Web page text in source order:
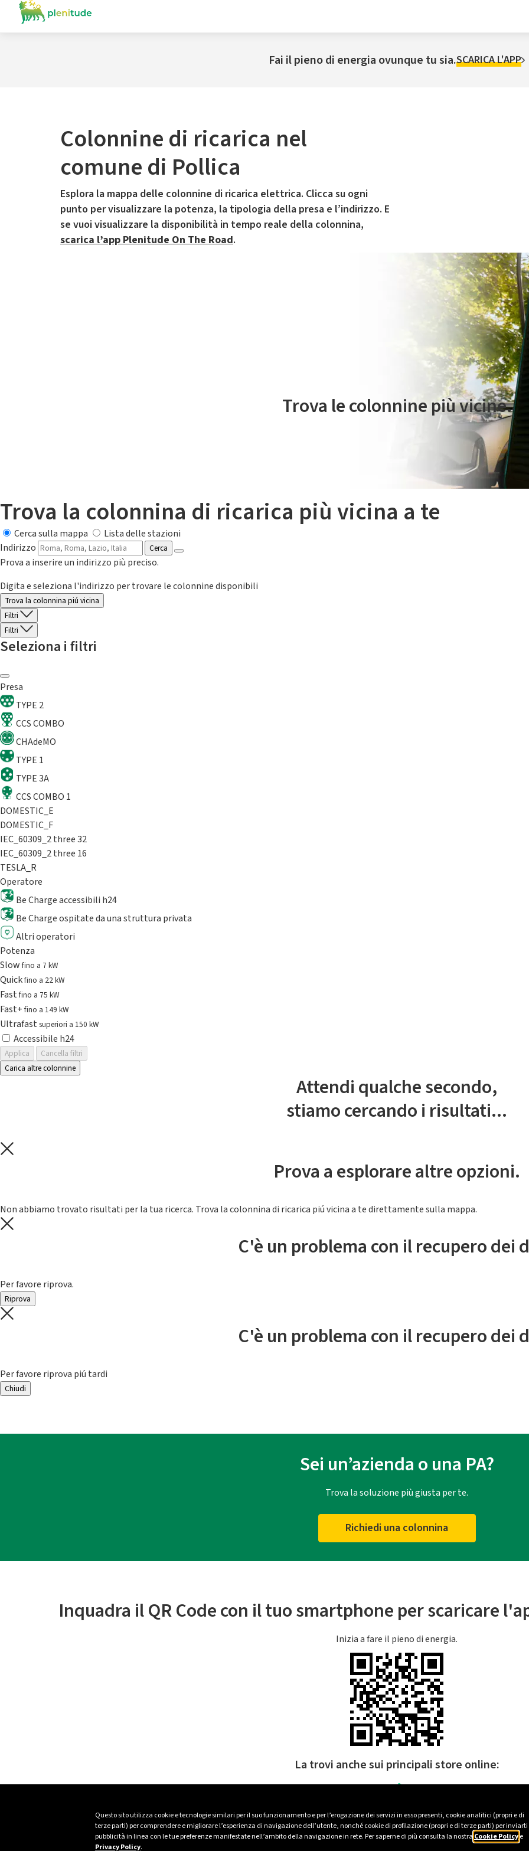
Questo sito utilizza cookie e tecnologie similari per il suo funzionamento e per l’erogazione dei servizi in esso presenti, cookie analitici (propri e di
terze parti) per comprendere e migliorare l’esperienza di navigazione dell’utente, nonché cookie di profilazione (propri e di terze parti) per inviarti
pubblicità in linea con le tue preferenze manifestate nell’ambito della navigazione in rete. Per saperne di più consulta la nostra Cookie Policye
Privacy Policy.
Fai il pieno di energia ovunque tu sia.SCARICA L'APP
Colonnine di ricarica nel
comune di Pollica
Esplora la mappa delle colonnine di ricarica elettrica. Clicca su ogni
punto per visualizzare la potenza, la tipologia della presa e l’indirizzo. E
se vuoi visualizzare la disponibilità in tempo reale della colonnina,
scarica l’app Plenitude On The Road.
Il servizio di mobilità elettrica è gestito da Plenitude On The Road
Trova le colonnine più vicine.
Trova la colonnina di ricarica più vicina a te
Cerca sulla mappa
Lista delle stazioni
Indirizzo
Cerca
Prova a inserire un indirizzo più preciso.
Digita e seleziona l'indirizzo per trovare le colonnine disponibili
Trova la colonnina piú vicina
Filtri
Filtri
Seleziona i filtri
Presa
TYPE 2
CCS COMBO
CHAdeMO
TYPE 1
TYPE 3A
CCS COMBO 1
DOMESTIC_E
DOMESTIC_F
IEC_60309_2 three 32
IEC_60309_2 three 16
TESLA_R
Operatore
Be Charge accessibili h24
Be Charge ospitate da una struttura privata
Altri operatori
Potenza
Slowfino a 7 kW
Quickfino a 22 kW
Fastfino a 75 kW
Fast+fino a 149 kW
Ultrafast superiori a 150 kW
Accessibile h24
Applica
Cancella filtri
Carica altre colonnine
Attendi qualche secondo,
stiamo cercando i risultati...
Prova a esplorare altre opzioni.
Non abbiamo trovato risultati per la tua ricerca. Trova la colonnina di ricarica piú vicina a te direttamente sulla mappa.
C'è un problema con il recupero dei
Per favore riprova.
Riprova
C'è un problema con il recupero dei
Per favore riprova piú tardi
Chiudi
Sei un’azienda o una PA?
Trova la soluzione più giusta per te.
Richiedi una colonnina
Inquadra il QR Code con il tuo smartphone per scaricare
Inizia a fare il pieno di energia.
La trovi anche sui principali store online: